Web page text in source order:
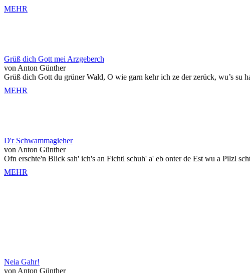
MEHR
Grüß dich Gott mei Arzgeberch
von Anton Günther
Grüß dich Gott du grüner Wald, O wie garn kehr ich ze der zerück, wu’s su
MEHR
D'r Schwammagieher
von Anton Günther
Ofn erschte'n Blick sah' ich's an Fichtl schuh' a' eb onter de Est wu a Pilzl
MEHR
Neia Gahr!
von Anton Günther